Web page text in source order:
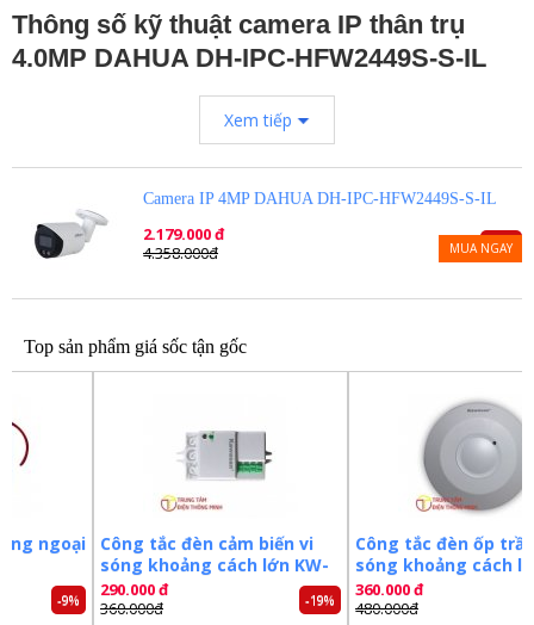
Thông số kỹ thuật camera IP thân trụ
4.0MP DAHUA DH-IPC-HFW2449S-S-IL
– Camera IP thân Full Color ánh sáng kép thông minh 4MP
– Ánh sáng kép thông minh, tích hợp đèn Led ánh sáng trắng và
đèn hồng ngoại.
– Ống kính cố định 3.6mm
ngay trên điện thoại
– Chống ngược sáng WDR(120dB)
cân bằng trắng AWB, Tự động bù sáng AGC, Chống ngược sáng
BLC.
– Hỗ trợ chức năng Bảo vệ vành đai : Tripwire, Intrusion (có phân
– Hỗ trợ khe cắm thẻ nhớ lên đến 256GB
– Hỗ trợ tiêu chuẩn IP67
– Điện áp DC12V hoặc PoE (802.3af)
– Nhiệt độ hoạt động: -40°C to +60°C
Xem tiếp
Camera IP 4MP DAHUA DH-IPC-HFW2449S-S-IL
2.179.000 đ
4.358.000đ
-50%
MUA NGAY
Top sản phẩm giá sốc tận gốc
Công tắc đèn cảm biến vi
sóng khoảng cách lớn KW-
RS02D
290.000 đ
360.000đ
Công tắc đèn ốp trần vi
sóng khoảng cách lớn
RS03B
360.000 đ
480.000đ